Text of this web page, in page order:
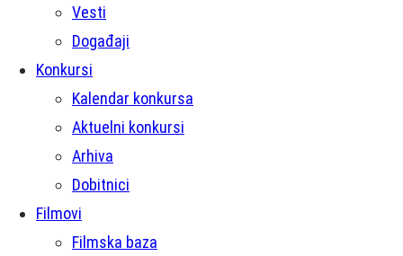
Vesti
Događaji
Konkursi
Kalendar konkursa
Aktuelni konkursi
Arhiva
Dobitnici
Filmovi
Filmska baza